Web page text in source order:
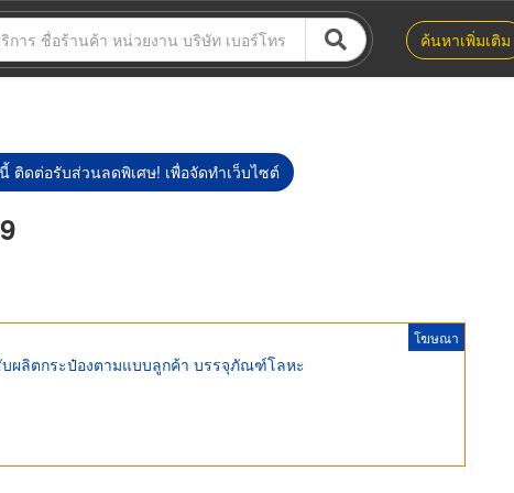
ค้นหาเพิ่มเติม
ติดต่อรับส่วนลดพิเศษ! เพื่อจัดทำเว็บไซต์
โฆษณา
ผลิตกระป๋องตามแบบลูกค้า บรรจุภัณฑ์โลหะ